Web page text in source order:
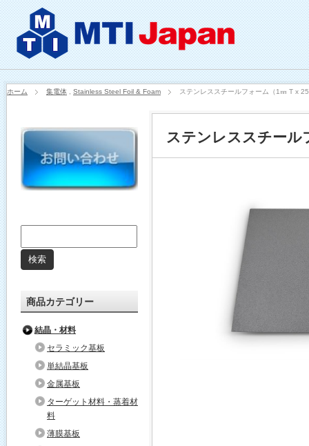
ホーム 集電体 Stainless Steel Foil & Foam ステンレススチールフォーム（1㎜ T x
ステンレススチール
商品カテゴリー
結晶・材料
セラミック基板
単結晶基板
金属基板
ターゲット材料・蒸着材
料
薄膜基板